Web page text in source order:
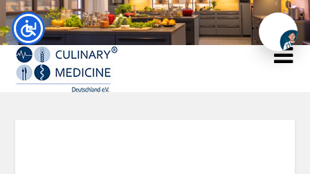
Chat